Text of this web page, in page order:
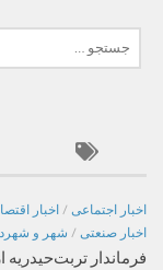
برای:
اخبار اجتماعی / اخبار
اخبار صنعتی / شهر و